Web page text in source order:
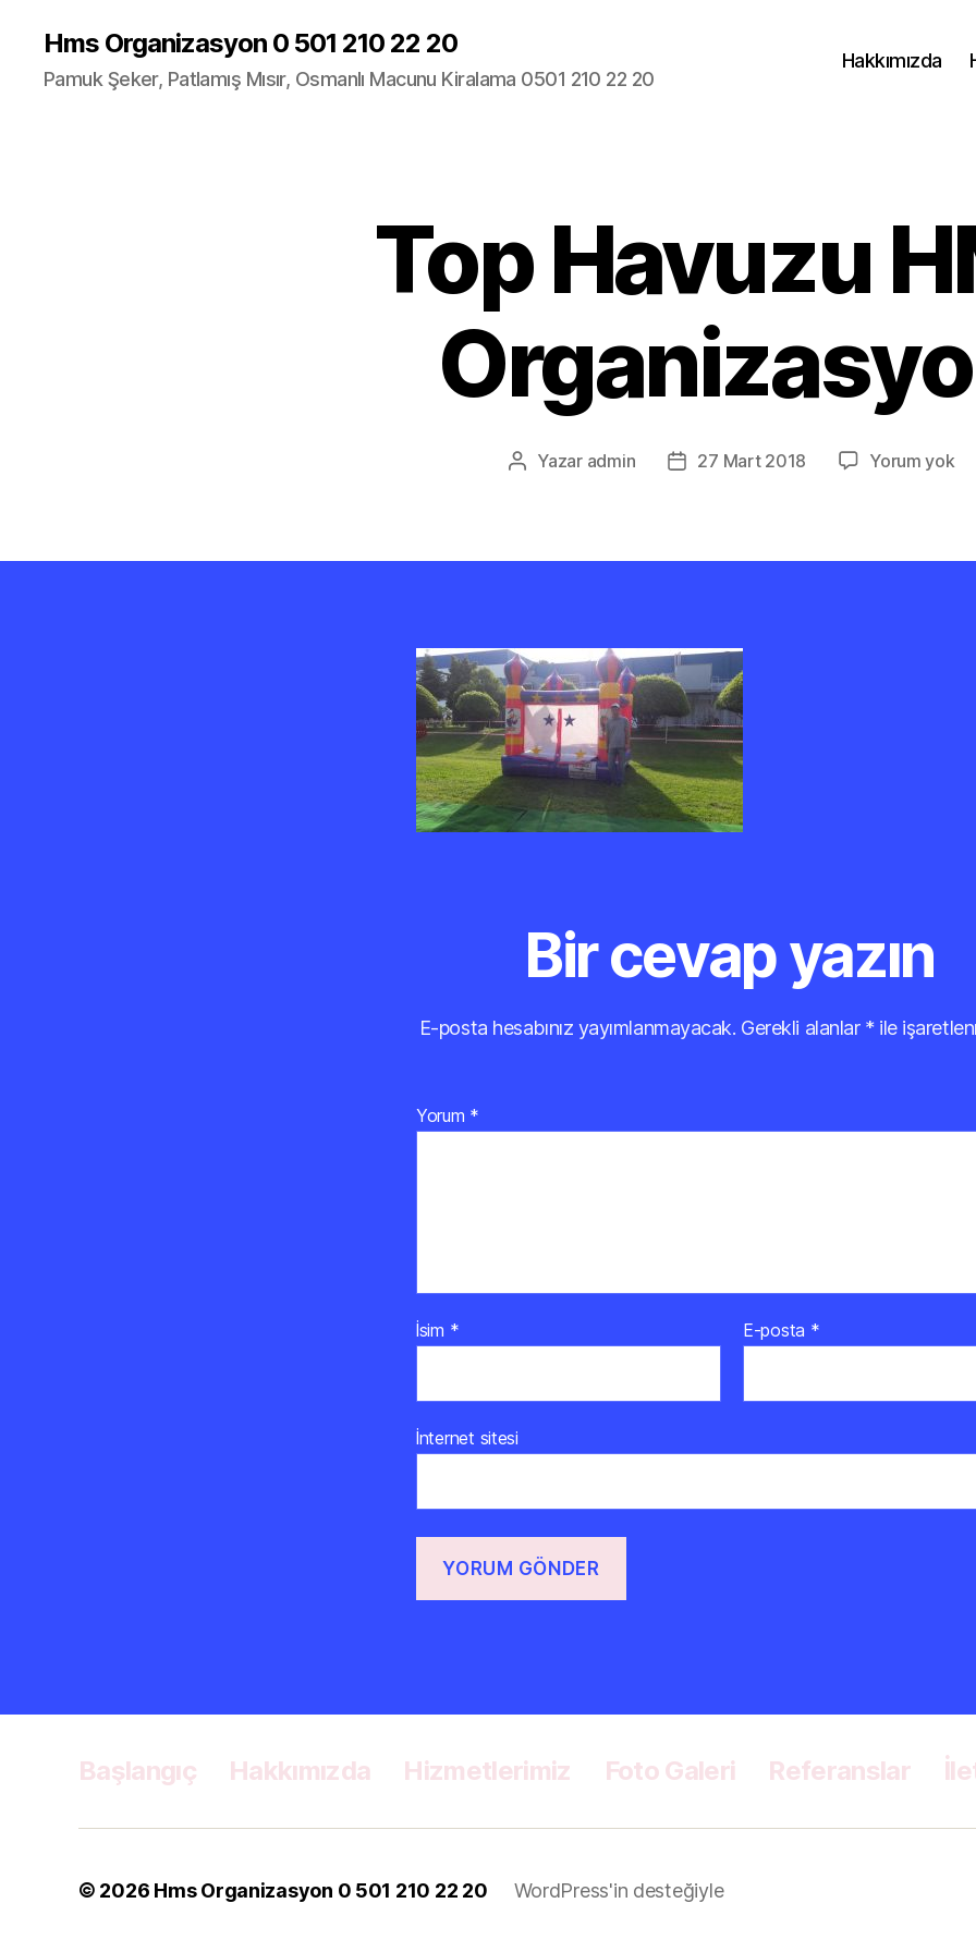
Hms Organizasyon 0 501 210 22 20
Pamuk Şeker, Patlamış Mısır, Osmanlı Macunu Kiralama 0501 210 22 20
Hakkımızda
Top Havuzu
Yazının
Yazar admin
Yazı27 Mart 2018 Yorum yokTop
Bir cevap yazın
E-posta hesabınız yayımlanmayacak. Gerekli alanlar *ile
Yorum *
İsim * E-posta *
İnternet sitesi
Başlangıç Hakkımızda Hizmetlerimiz Foto Galeri Referanslar
© 2026 Hms Organizasyon 0 501 210 22 20 WordPress'in desteğiyle